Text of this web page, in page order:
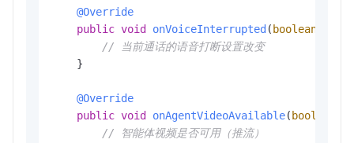
@Override
public void onVoiceInterrupted ( boolean
// 当前通话的语音打断设置改变
    }
@Override
public void onAgentVideoAvailable( boolean
// 智能体视频是否可用（推流）